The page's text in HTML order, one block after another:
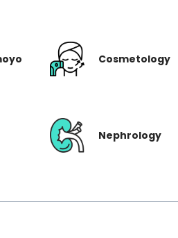
Cosmetology
Nephrology